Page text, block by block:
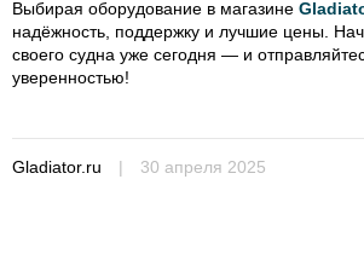
Выбирая оборудование в магазине
надёжность, поддержку и лучшие цены.
своего судна уже сегодня — и
уверенностью!
Gladiator.ru | 30 апреля 2025